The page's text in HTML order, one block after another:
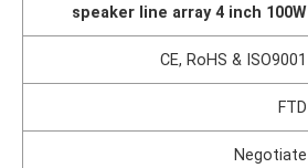
speaker line array 4 inch 100W
CE, RoHS & ISO9001
FTD
Negotiate